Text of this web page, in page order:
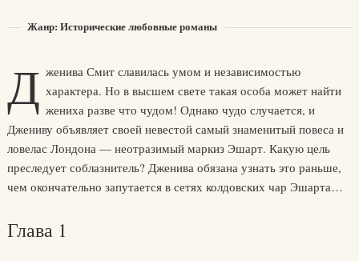
Жанр: Исторические любовные романы
Д женива Смит славилась умом и независимостью
характера. Но в высшем свете такая особа может найти
жениха разве что чудом! Однако чудо случается, и
Джениву объявляет своей невестой самый знаменитый повеса и
ловелас Лондона — неотразимый маркиз Эшарт. Какую цель
преследует соблазнитель? Дженива обязана узнать это раньше,
чем окончательно запутается в сетях колдовских чар Эшарта…
Глава 1